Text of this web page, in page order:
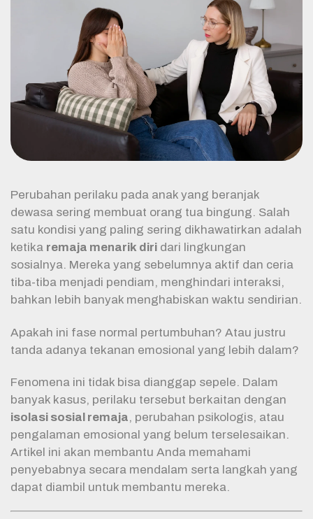
Perubahan perilaku pada anak yang beranjak
dewasa sering membuat orang tua bingung. Salah
satu kondisi yang paling sering dikhawatirkan adalah
ketika remaja menarik diri dari lingkungan
sosialnya. Mereka yang sebelumnya aktif dan ceria
tiba-tiba menjadi pendiam, menghindari interaksi,
bahkan lebih banyak menghabiskan waktu sendirian.
Apakah ini fase normal pertumbuhan? Atau justru
tanda adanya tekanan emosional yang lebih dalam?
Fenomena ini tidak bisa dianggap sepele. Dalam
banyak kasus, perilaku tersebut berkaitan dengan
isolasi sosial remaja, perubahan psikologis, atau
pengalaman emosional yang belum terselesaikan.
Artikel ini akan membantu Anda memahami
penyebabnya secara mendalam serta langkah yang
dapat diambil untuk membantu mereka.